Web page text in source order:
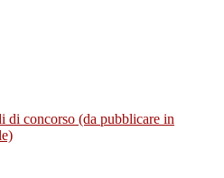
di concorso (da pubblicare in